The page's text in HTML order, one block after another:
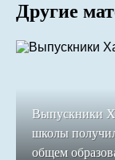
Другие
Выпускники
школы
общем